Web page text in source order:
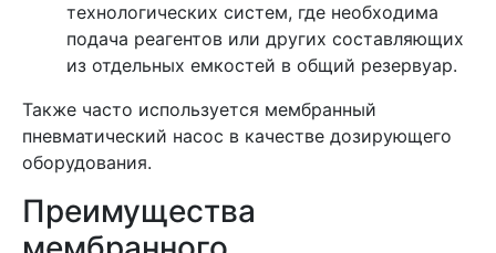
технологических систем, где необходима
подача реагентов или других составляющих
из отдельных емкостей в общий резервуар.
Также часто используется мембранный
пневматический насос в качестве дозирующего
оборудования.
Преимущества